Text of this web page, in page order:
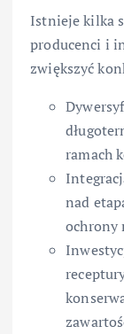
Istnieje kilka
producenci i
zwiększyć
ramach
nad
ochrony